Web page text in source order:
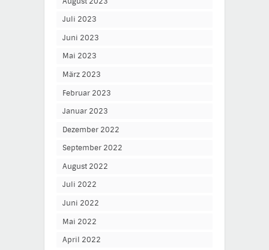
Juli 2023
Juni 2023
Mai 2023
März 2023
Februar 2023
Januar 2023
Dezember 2022
September 2022
August 2022
Juli 2022
Juni 2022
Mai 2022
April 2022